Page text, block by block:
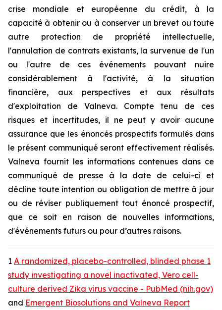
crise mondiale et européenne du crédit, à la
capacité à obtenir ou à conserver un brevet ou toute
autre protection de propriété intellectuelle,
l'annulation de contrats existants, la survenue de l'un
ou l'autre de ces événements pouvant nuire
considérablement à l'activité, à la situation
financière, aux perspectives et aux résultats
d'exploitation de Valneva. Compte tenu de ces
risques et incertitudes, il ne peut y avoir aucune
assurance que les énoncés prospectifs formulés dans
le présent communiqué seront effectivement réalisés.
Valneva fournit les informations contenues dans ce
communiqué de presse à la date de celui-ci et
décline toute intention ou obligation de mettre à jour
ou de réviser publiquement tout énoncé prospectif,
que ce soit en raison de nouvelles informations,
d'événements futurs ou pour d’autres raisons.
1 A randomized, placebo-controlled, blinded phase 1
study investigating a novel inactivated, Vero cell-
culture derived Zika virus vaccine - PubMed (nih.gov)
and Emergent Biosolutions and Valneva Report